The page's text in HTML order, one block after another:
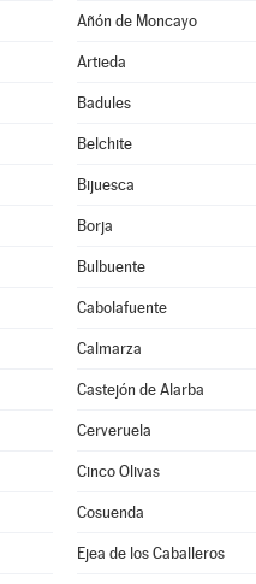
Añón de Moncayo
Artieda
Badules
Belchite
Bijuesca
Borja
Bulbuente
Cabolafuente
Calmarza
Castejón de Alarba
Cerveruela
Cinco Olivas
Cosuenda
Ejea de los Caballeros